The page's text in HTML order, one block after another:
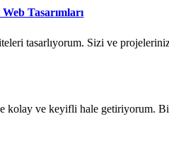
Tasarımları
tasarlıyorum. Sizi ve
kolay ve keyifli hale getiriyorum.